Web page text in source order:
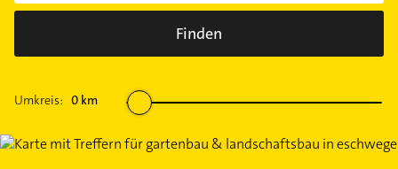
Finden
Umkreis: 0 km